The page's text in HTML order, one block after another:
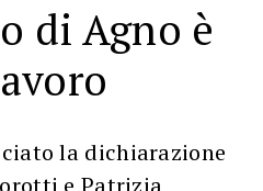
di Agno è
la dichiarazione
e Patrizia